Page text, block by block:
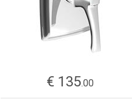
€ 135.00